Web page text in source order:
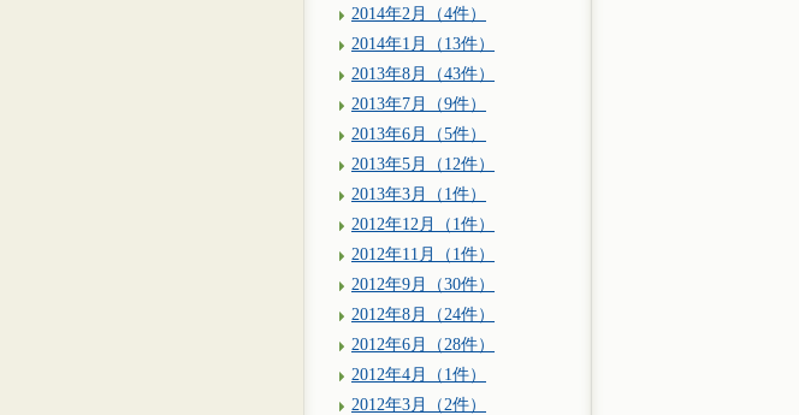
2014年2月（4件）
2014年1月（13件）
2013年8月（43件）
2013年7月（9件）
2013年6月（5件）
2013年5月（12件）
2013年3月（1件）
2012年12月（1件）
2012年11月（1件）
2012年9月（30件）
2012年8月（24件）
2012年6月（28件）
2012年4月（1件）
2012年3月（2件）